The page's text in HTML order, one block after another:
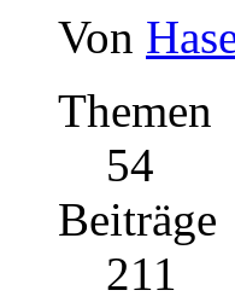
Von
Themen
54
Beiträge
211